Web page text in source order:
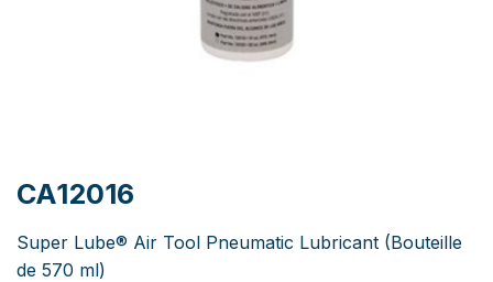
CA12016
Super Lube® Air Tool Pneumatic Lubricant (Bouteille
de 570 ml)